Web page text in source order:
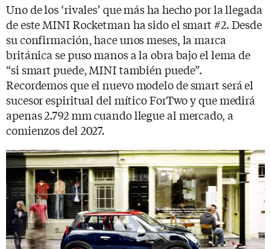
Uno de los ‘rivales’ que más ha hecho por la llegada
de este MINI Rocketman ha sido el smart #2. Desde
su confirmación, hace unos meses, la marca
británica se puso manos a la obra bajo el lema de
“si smart puede, MINI también puede”.
Recordemos que el nuevo modelo de smart será el
sucesor espiritual del mítico ForTwo y que medirá
apenas 2.792 mm cuando llegue al mercado, a
comienzos del 2027.